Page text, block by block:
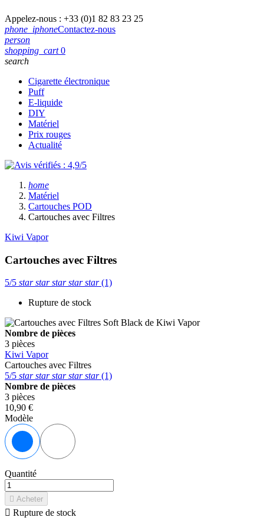
Appelez-nous : +33 (0)1 82 83 23 25
phone_iphoneContactez-nous
person
shopping_cart 0
search
Cigarette électronique
Puff
E-liquide
DIY
Matériel
Prix rouges
Actualité
home
Matériel
Cartouches POD
Cartouches avec Filtres
Kiwi Vapor
Cartouches avec Filtres
5/5 starstarstarstarstar(1)
Rupture de stock
Nombre de pièces
3 pièces
Kiwi Vapor
Cartouches avec Filtres
5/5 starstarstarstarstar(1)
Nombre de pièces
3 pièces
10,90 €
Modèle
Noir
Quantité
 Acheter
 Rupture de stock